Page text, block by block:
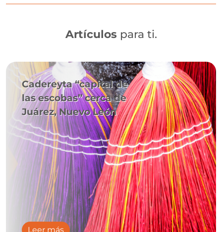
Artículos para ti.
Cadereyta “capital de
las escobas” cerca de
Juárez, Nuevo León
Leer más